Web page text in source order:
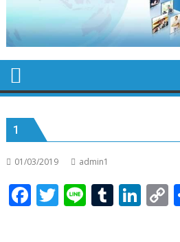
1
01/03/2019 admin1
F T Li T Li